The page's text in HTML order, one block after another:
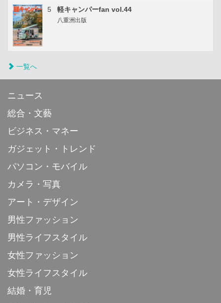
5 軽キャンパーfan vol.44
八重洲出版
一覧へ
ニュース
総合・文藝
ビジネス・マネー
ガジェット・トレンド
パソコン・モバイル
カメラ・写真
アート・デザイン
男性ファッション
男性ライフスタイル
女性ファッション
女性ライフスタイル
結婚・育児